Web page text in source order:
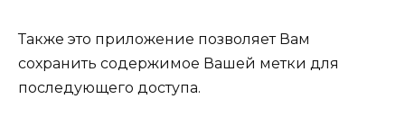
Также это приложение позволяет Вам
сохранить содержимое Вашей метки для
последующего доступа.